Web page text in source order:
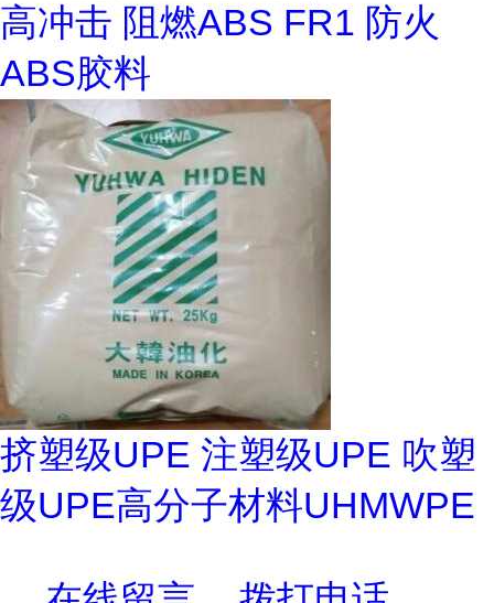
高冲击 阻燃ABS FR1 防火
ABS胶料
挤塑级UPE 注塑级UPE 吹塑
级UPE高分子材料UHMWPE